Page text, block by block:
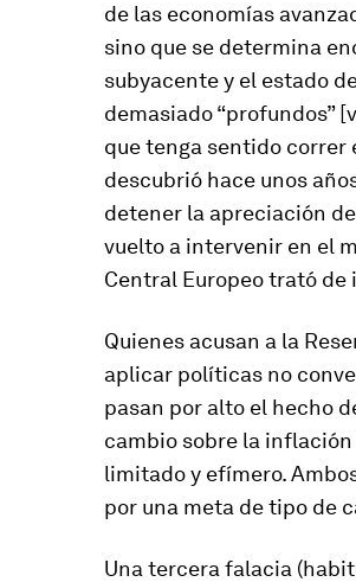
de las economías
sino que se determina
subyacente y el estado
demasiado “profundos”
que tenga sentido
descubrió hace unos
detener la apreciación
vuelto a intervenir en el
Central Europeo trató de
Quienes acusan a la
aplicar políticas no
pasan por alto el hecho
cambio sobre la
limitado y efímero.
por una meta de tipo de
Una tercera falacia